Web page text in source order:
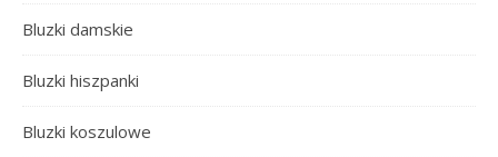
Bluzki damskie
Bluzki hiszpanki
Bluzki koszulowe